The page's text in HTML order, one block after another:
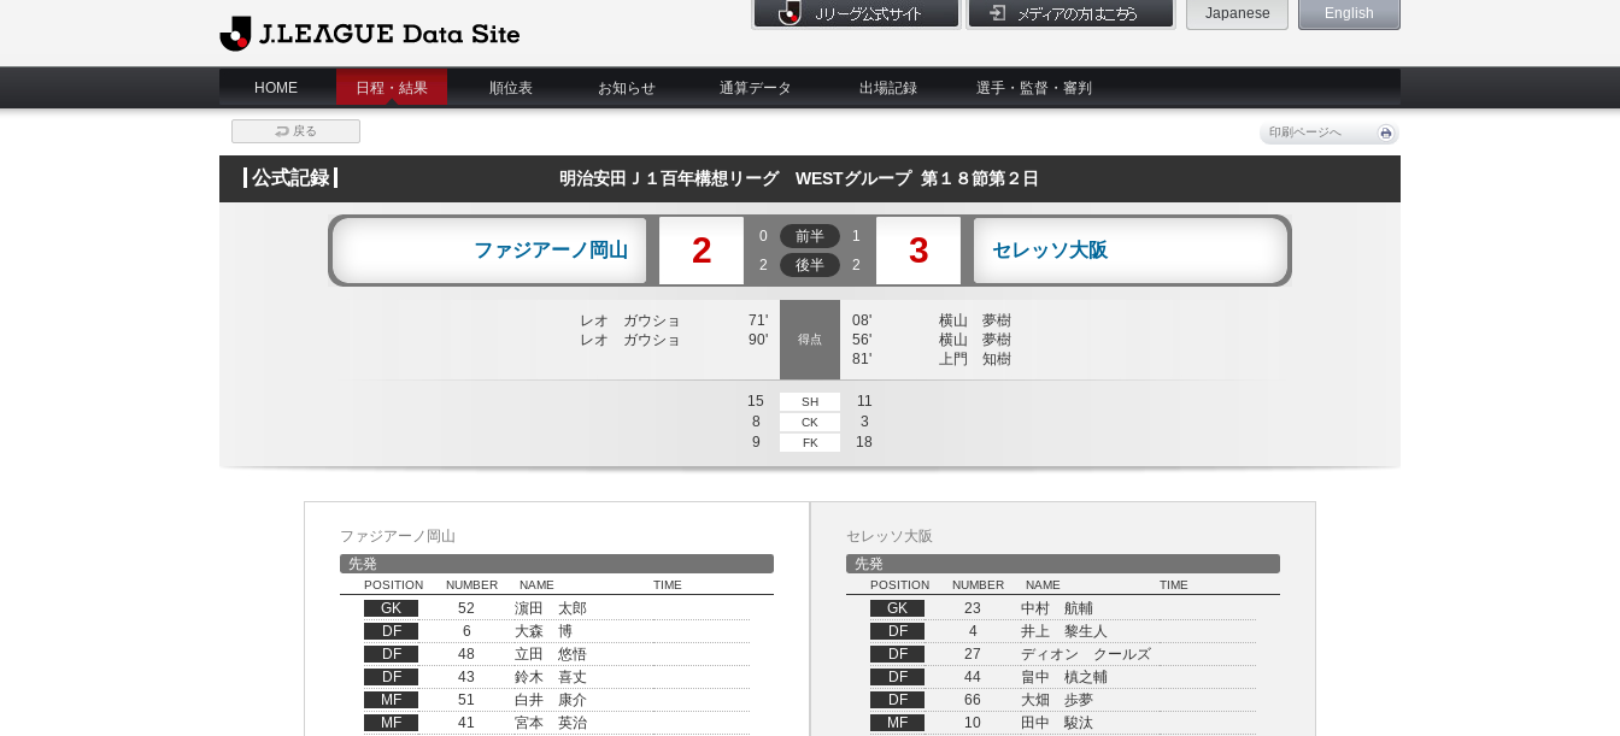
J.League Data Site
Japanese English
HOME 日程・結果 順位表 お知らせ 通算データ 出場記録 選手・監督・審判
戻る 印刷ページへ
公式記録 明治安田Ｊ１百年構想リーグ WESTグループ 第１８節第２日
ファジアーノ岡山 2 0 前半
1
2
後半 2 3 セレッソ大阪
レオ ガウショ
71'
レオ ガウショ
90' 得点
08'
横山 夢樹
56'
横山 夢樹
81'
上門 知樹
15 SH
11
8
CK
3
9
FK 18
ファジアーノ岡山
先発
POSITION NUMBER NAME TIME
GK 52
濵田 太郎
DF
6
大森 博
DF
48
立田 悠悟
DF
43
鈴木 喜丈
MF
51
白井 康介
MF
41
宮本 英治
セレッソ大阪
先発
POSITION NUMBER NAME TIME
GK 23
中村 航輔
DF
4
井上 黎生人
DF
27
ディオン クールズ
DF
44
畠中 槙之輔
DF
66
大畑 歩夢
MF
10
田中 駿汰